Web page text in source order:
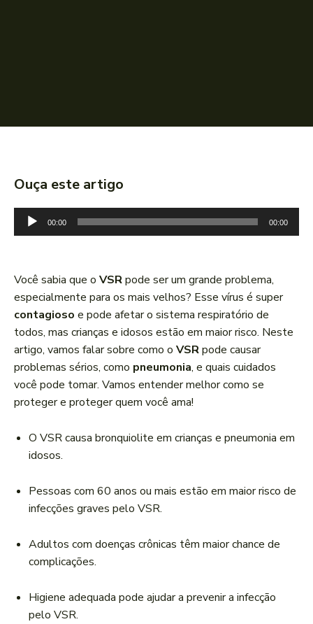
Ouça este artigo
o
d
o
r
d
e
á
u
d
o
00:00 00:00
Você sabia que o VSRpode ser um grande problema,
especialmente para os mais velhos? Esse vírus é super
contagioso e pode afetar o sistema respiratório de
todos, mas crianças e idosos estão em maior risco. Neste
artigo, vamos falar sobre como o VSRpode causar
problemas sérios, como pneumonia, e quais cuidados
você pode tomar. Vamos entender melhor como se
proteger e proteger quem você ama!
O VSR causa bronquiolite em crianças e pneumonia em
idosos.
Pessoas com 60 anos ou mais estão em maior risco de
infecções graves pelo VSR.
Adultos com doenças crônicas têm maior chance de
complicações.
Higiene adequada pode ajudar a prevenir a infecção
pelo VSR.